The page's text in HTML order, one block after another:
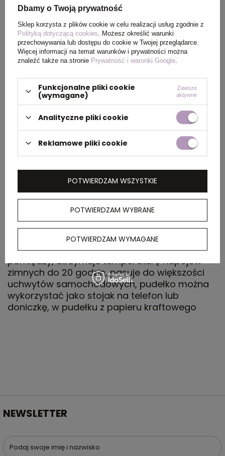
Wymiary
produktu
24 x Ø8 cm
PAKOWANIE
Wymiary
kartonu
zewnętrznego
51 x 35 x 27 cm
Butelka termiczna 500 ml, wykonana ze stali
nierdzewnej pochodzącej z recyklingu,
całkowita zawartość materiałów z recyklingu
obliczona na podstawie wagi całkowitej
przedmiotu: 96%, podwójne ścianki z próżnią
pomiędzy, utrzymuje temperaturę napojów
zimnych do 20 godzin, pasuje do większości
uchwytów samochodowych, pudełko można
wykorzystać jako stojak na telefon lub
doniczkę, w pudełku z papieru kraftowego
NEWSLETTER
Podaj swoje imię i nazwisko
Dbamy o Twoją prywatność
Sklep korzysta z plików cookie w celu realizacji usług zgodnie z
Polityką dotyczącą cookies . Możesz określić warunki
przechowywania lub dostępu do cookie w Twojej przeglądarce.
Więcej informacji na temat warunków i prywatności można
znaleźć także na stronie Prywatność i warunki Google
Funkcjonalne pliki cookie
(wymagane)
Zawsze
aktywne
Analityczne pliki cookie
Reklamowe pliki cookie
POTWIERDZAM WYBRANE
POTWIERDZAM WYMAGANE
POTWIERDZAM WSZYSTKIE